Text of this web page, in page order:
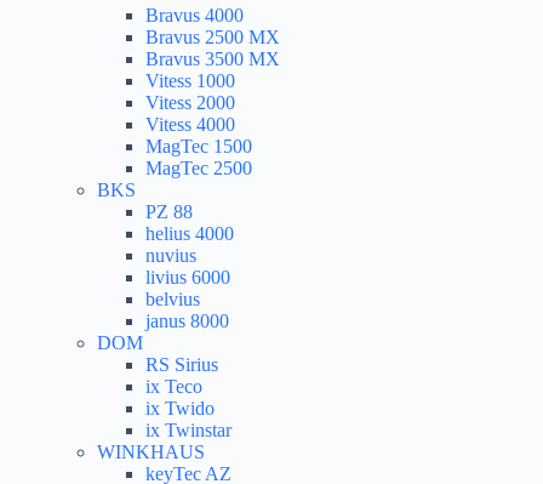
Bravus 4000
Bravus 2500 MX
Bravus 3500 MX
Vitess 1000
Vitess 2000
Vitess 4000
MagTec 1500
MagTec 2500
BKS
PZ 88
helius 4000
nuvius
livius 6000
belvius
janus 8000
DOM
RS Sirius
ix Teco
ix Twido
ix Twinstar
WINKHAUS
keyTec AZ